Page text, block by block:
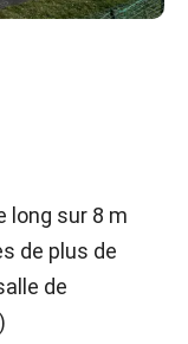
long sur 8 m
de plus de
de